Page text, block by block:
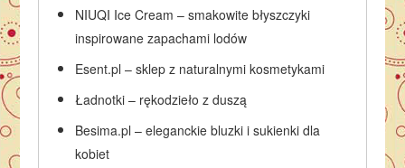
NIUQI Ice Cream – smakowite błyszczyki
inspirowane zapachami lodów
Esent.pl – sklep z naturalnymi kosmetykami
Ładnotki – rękodzieło z duszą
Besima.pl – eleganckie bluzki i sukienki dla
kobiet